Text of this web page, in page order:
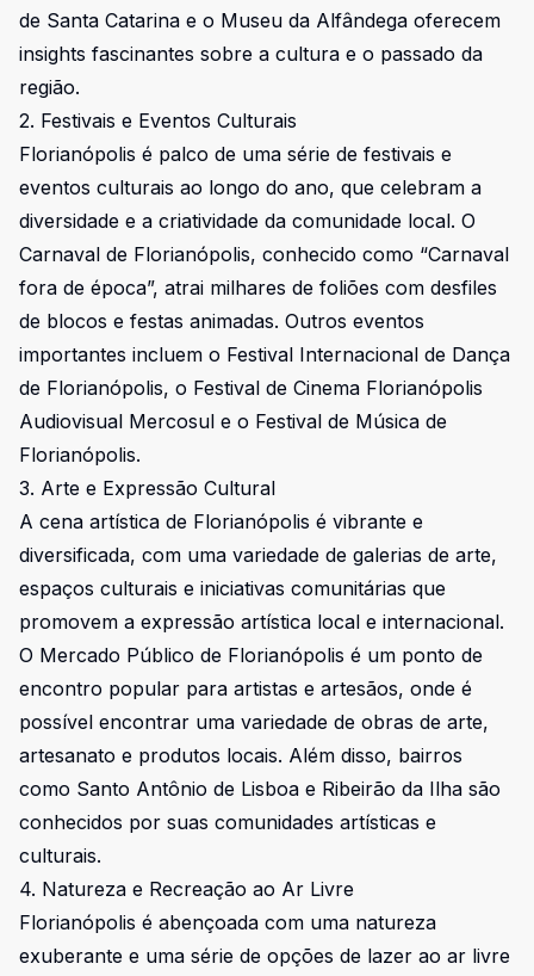
de Santa Catarina e o Museu da Alfândega oferecem
insights fascinantes sobre a cultura e o passado da
região.
2. Festivais e Eventos Culturais
Florianópolis é palco de uma série de festivais e
eventos culturais ao longo do ano, que celebram a
diversidade e a criatividade da comunidade local. O
Carnaval de Florianópolis, conhecido como “Carnaval
fora de época”, atrai milhares de foliões com desfiles
de blocos e festas animadas. Outros eventos
importantes incluem o Festival Internacional de Dança
de Florianópolis, o Festival de Cinema Florianópolis
Audiovisual Mercosul e o Festival de Música de
Florianópolis.
3. Arte e Expressão Cultural
A cena artística de Florianópolis é vibrante e
diversificada, com uma variedade de galerias de arte,
espaços culturais e iniciativas comunitárias que
promovem a expressão artística local e internacional.
O Mercado Público de Florianópolis é um ponto de
encontro popular para artistas e artesãos, onde é
possível encontrar uma variedade de obras de arte,
artesanato e produtos locais. Além disso, bairros
como Santo Antônio de Lisboa e Ribeirão da Ilha são
conhecidos por suas comunidades artísticas e
culturais.
4. Natureza e Recreação ao Ar Livre
Florianópolis é abençoada com uma natureza
exuberante e uma série de opções de lazer ao ar livre